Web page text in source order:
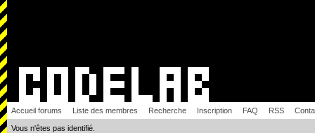
Accueil forums Liste des membres Recherche Inscription FAQ RSS
Vous n'êtes pas identifié.